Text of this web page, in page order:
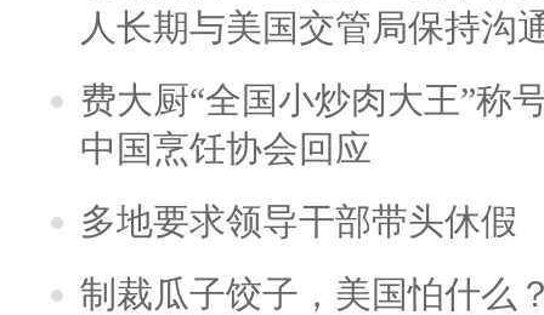
人长期与美国交管局保持沟
费大厨“全国小炒肉大王”称
中国烹饪协会回应
多地要求领导干部带头休假
制裁瓜子饺子，美国怕什么